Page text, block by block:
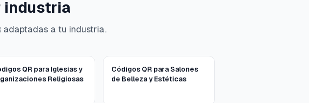
industria
adaptadas a tu industria.
QR para Iglesias y
Religiosas
Códigos QR para Salones
de Belleza y Estéticas